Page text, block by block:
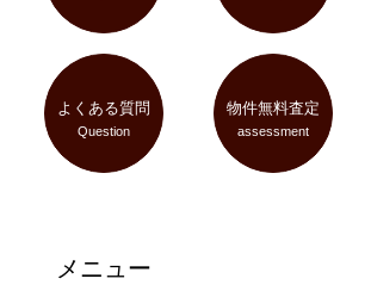
よくある質問
Question
物件無料査定
assessment
メニュー